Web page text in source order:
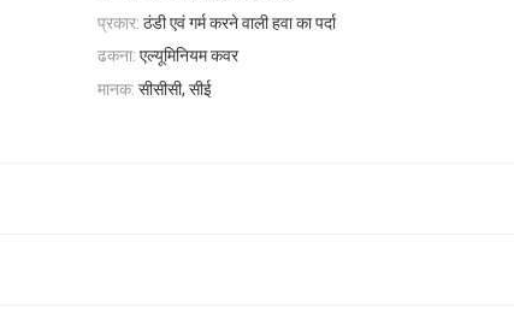
प्रकार: ठंडी एवं गर्म करने वाली हवा का पर्दा
ढकना: एल्यूमिनियम कवर
मानक: सीसीसी, सीई